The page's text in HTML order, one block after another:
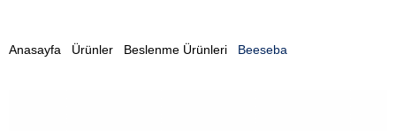
Anasayfa Ürünler Beslenme Ürünleri Beeseba